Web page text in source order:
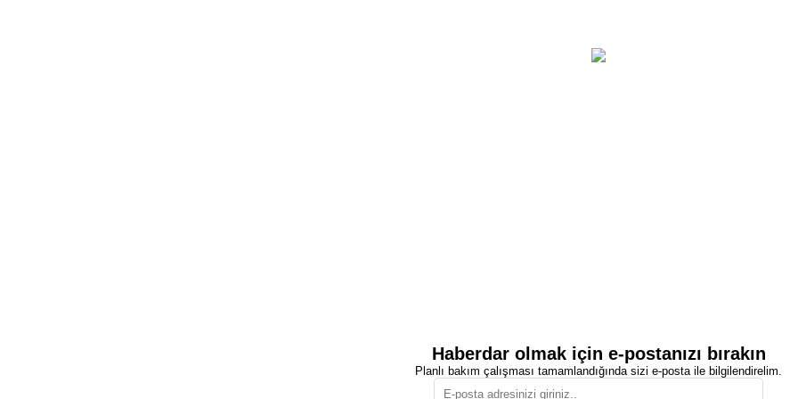
Haberdar olmak için e-postanızı bırakın
Planlı bakım çalışması tamamlandığında sizi e-posta ile bilgilendirelim.